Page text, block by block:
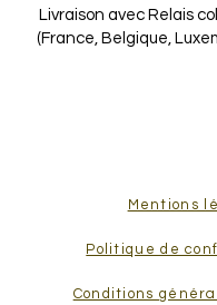
Livraison avec Relais
(France, Belgique,
Mentions
Politique de
Conditions